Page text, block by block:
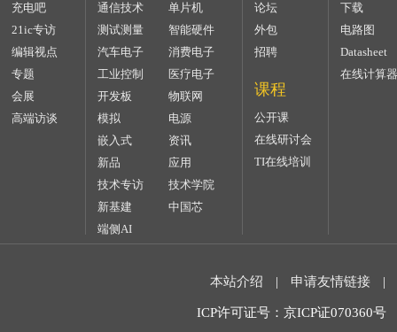
充电吧
21ic专访
编辑视点
专题
会展
高端访谈
通信技术
单片机
测试测量
智能硬件
汽车电子
消费电子
工业控制
医疗电子
开发板
物联网
模拟
电源
嵌入式
资讯
新品
应用
技术专访
技术学院
新基建
中国芯
端侧AI
论坛
外包
招聘
课程
公开课
在线研讨会
TI在线培训
下载
电路图
Datasheet
在线计算器
本站介绍 | 申请友情链接 |
ICP许可证号：京ICP证070360